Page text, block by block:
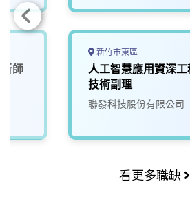
師
新竹市東區
人工智慧應用資深
技術副理
聯發科技股份有限公司
看更多職缺